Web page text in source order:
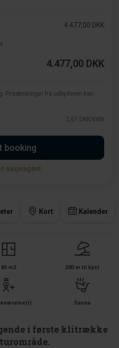
Kort Kalender
83 m2 200 m til kyst
Sauna
i første klitrække
4.477,00 DKK
4.477,00 DKK
Prisændringer fra udbyderen kan
2,67 DKK/kWh
booking
søgeagent